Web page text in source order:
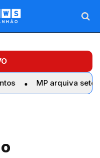
arquiva sete